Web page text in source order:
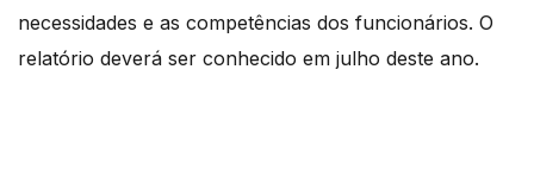
necessidades e as competências dos funcionários. O
relatório deverá ser conhecido em julho deste ano.